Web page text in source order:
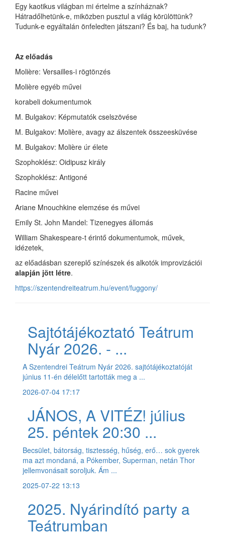
Egy kaotikus világban mi értelme a színháznak?
Hátradőlhetünk-e, miközben pusztul a világ körülöttünk?
Tudunk-e egyáltalán önfeledten játszani? És baj, ha tudunk?
Az előadás
Molière: Versailles-i rögtönzés
Molière egyéb művei
korabeli dokumentumok
M. Bulgakov: Képmutatók cselszövése
M. Bulgakov: Molière, avagy az álszentek összeesküvése
M. Bulgakov: Molière úr élete
Szophoklész: Oidipusz király
Szophoklész: Antigoné
Racine művei
Ariane Mnouchkine elemzése és művei
Emily St. John Mandel: Tizenegyes állomás
William Shakespeare-t érintő dokumentumok, művek,
idézetek,
az előadásban szereplő színészek és alkotók improvizációi
alapján jött létre.
https://szentendreiteatrum.hu/event/fuggony/
Sajtótájékoztató Teátrum
Nyár 2026. - ...
A Szentendrei Teátrum Nyár 2026. sajtótájékoztatóját
június 11-én délelőtt tartották meg a ...
2026-07-04 17:17
JÁNOS, A VITÉZ! július
25. péntek 20:30 ...
Becsület, bátorság, tisztesség, hűség, erő… sok gyerek
ma azt mondaná, a Pókember, Superman, netán Thor
jellemvonásait soroljuk. Ám ...
2025-07-22 13:13
2025. Nyárindító party a
Teátrumban